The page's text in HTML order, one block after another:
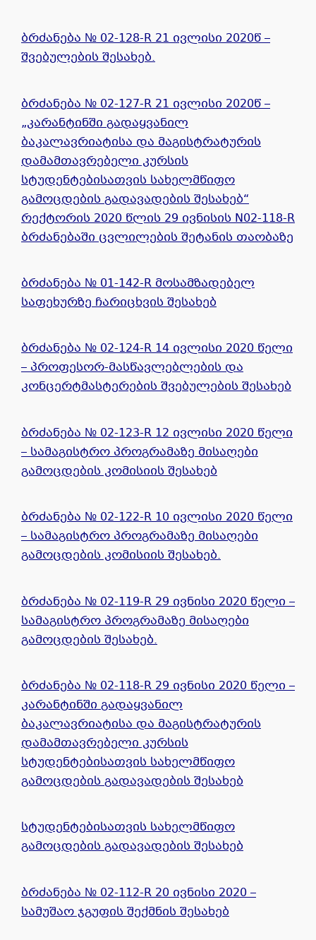
ბრძანება № 02-128-R 21 ივლისი 2020წ –
შვებულების შესახებ.
ბრძანება № 02-127-R 21 ივლისი 2020წ –
„კარანტინში გადაყვანილ
ბაკალავრიატისა და მაგისტრატურის
დამამთავრებელი კურსის
სტუდენტებისათვის სახელმწიფო
გამოცდების გადავადების შესახებ“
რექტორის 2020 წლის 29 ივნისის N02-118-R
ბრძანებაში ცვლილების შეტანის თაობაზე
ბრძანება № 01-142-R მოსამზადებელ
საფეხურზე ჩარიცხვის შესახებ
ბრძანება № 02-124-R 14 ივლისი 2020 წელი
– პროფესორ-მასწავლებლების და
კონცერტმასტერების შვებულების შესახებ
ბრძანება № 02-123-R 12 ივლისი 2020 წელი
– სამაგისტრო პროგრამაზე მისაღები
გამოცდების კომისიის შესახებ
ბრძანება № 02-122-R 10 ივლისი 2020 წელი
– სამაგისტრო პროგრამაზე მისაღები
გამოცდების კომისიის შესახებ.
ბრძანება № 02-119-R 29 ივნისი 2020 წელი –
სამაგისტრო პროგრამაზე მისაღები
გამოცდების შესახებ.
ბრძანება № 02-118-R 29 ივნისი 2020 წელი –
კარანტინში გადაყვანილ
ბაკალავრიატისა და მაგისტრატურის
დამამთავრებელი კურსის
სტუდენტებისათვის სახელმწიფო
გამოცდების გადავადების შესახებ
სტუდენტებისათვის სახელმწიფო
გამოცდების გადავადების შესახებ
ბრძანება № 02-112-R 20 ივნისი 2020 –
სამუშაო ჯგუფის შექმნის შესახებ